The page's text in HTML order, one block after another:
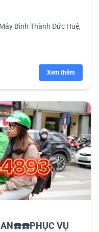
Bình Thành Đức Huệ,
Xem thêm
AN☎️☎️PHỤC VỤ